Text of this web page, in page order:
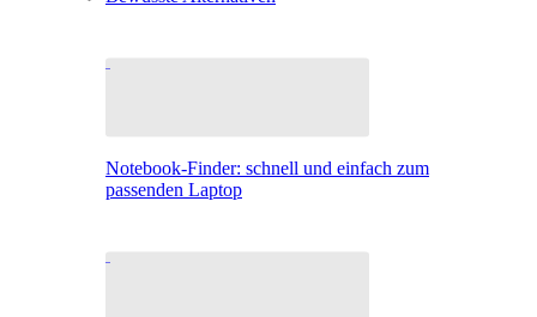
Notebook-Finder: schnell und einfach zum
passenden Laptop